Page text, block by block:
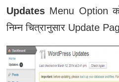
Updates Menu Option
निम्न चित्रानुसार Update